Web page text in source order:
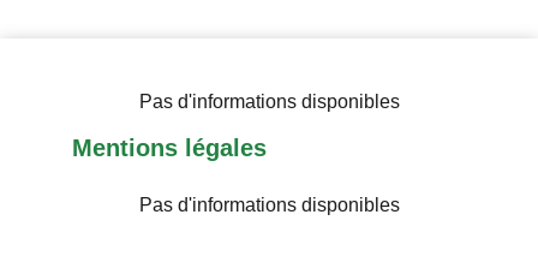
Pas d'informations disponibles
Mentions légales
Pas d'informations disponibles